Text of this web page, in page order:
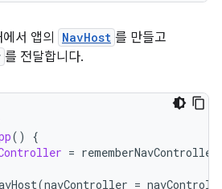
서 앱의 NavHost 를 만들고
를 전달합니다.
()
{
= rememberNavController
(navController =